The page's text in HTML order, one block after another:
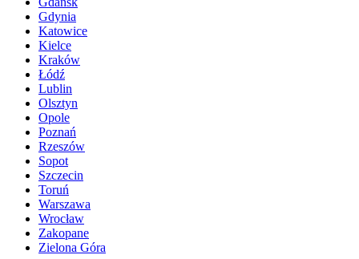
Gdynia
Katowice
Kielce
Kraków
Łódź
Lublin
Olsztyn
Opole
Poznań
Rzeszów
Sopot
Szczecin
Toruń
Warszawa
Wrocław
Zakopane
Zielona Góra